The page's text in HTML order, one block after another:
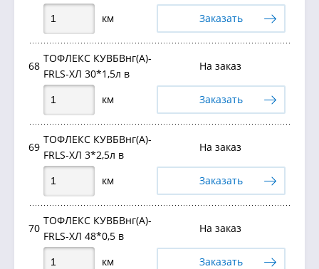
км Заказать
68
ТОФЛЕКС КУВБВнг(А)-
FRLS-ХЛ 30*1,5л в
На заказ
км Заказать
69
ТОФЛЕКС КУВБВнг(А)-
FRLS-ХЛ 3*2,5л в
На заказ
км Заказать
70
ТОФЛЕКС КУВБВнг(А)-
FRLS-ХЛ 48*0,5 в
На заказ
км Заказать